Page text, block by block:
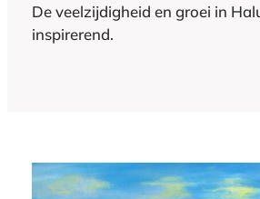
De veelzijdigheid en groei in
inspirerend.